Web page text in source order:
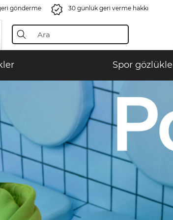
gönderme 30 günlük geri verme hakkı
Spor